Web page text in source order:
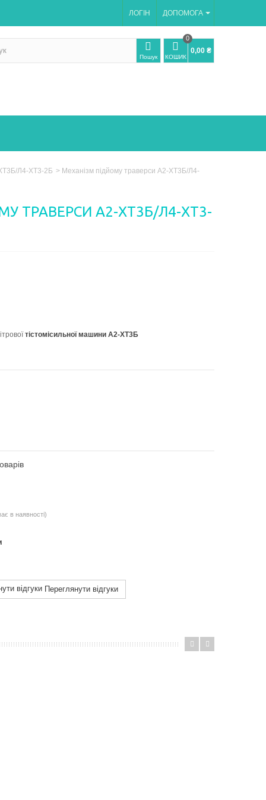
ДОПОМОГА
ЛОГІН
Пошук КОШИК
0
0,00 ₴
Л4-ХТ3-2Б > Механізм підйому траверси А2-ХТ3Б/Л4-
ТРАВЕРСИ А2-ХТ3Б/Л4-ХТ3-
тістомісильної машини А2-ХТ3Б
в наявності)
Переглянути відгуки